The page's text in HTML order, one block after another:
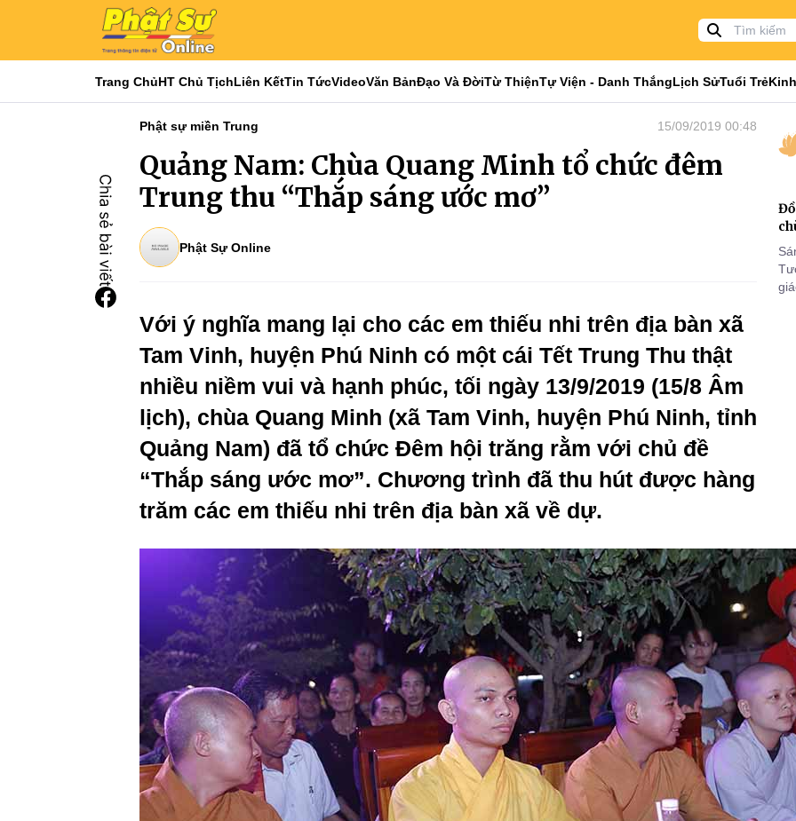
Trang ChủHT Chủ TịchLiên KếtTin TứcVideoVăn BảnĐạo Và ĐờiTừ ThiệnTự Viện - Danh ThắngLịch SửTuổi Trẻ
Phật sự miền Trung 15/09/2019 00:48
Quảng Nam: Chùa Quang Minh tổ chức đêm
Trung thu “Thắp sáng ước mơ”
Phật Sự Online
Với ý nghĩa mang lại cho các em thiếu nhi trên địa bàn xã
Tam Vinh, huyện Phú Ninh có một cái Tết Trung Thu thật
nhiều niềm vui và hạnh phúc, tối ngày 13/9/2019 (15/8 Âm
lịch), chùa Quang Minh (xã Tam Vinh, huyện Phú Ninh, tỉnh
Quảng Nam) đã tổ chức Đêm hội trăng rằm với chủ đề
“Thắp sáng ước mơ”. Chương trình đã thu hút được hàng
trăm các em thiếu nhi trên địa bàn xã về dự.